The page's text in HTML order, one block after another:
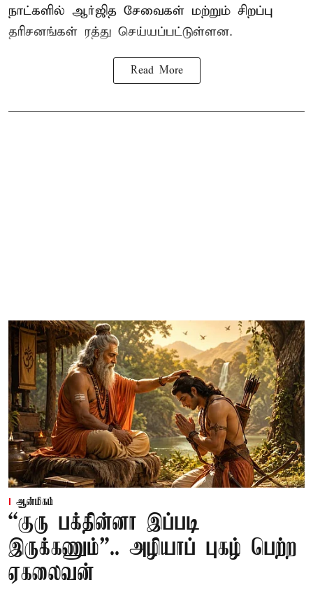
நாட்களில் ஆர்ஜித சேவைகள் மற்றும் சிறப்பு
தரிசனங்கள் ரத்து செய்யப்பட்டுள்ளன.
Read More
ஆன்மிகம்
“குரு பக்தின்னா இப்படி
இருக்கணும்”.. அழியாப் புகழ் பெற்ற
ஏகலைவன்